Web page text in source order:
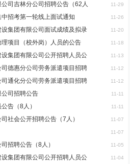
司吉林分公司招聘公告（62人 11-29
招考第一轮线上面试通知 11-26
集团有限公司面试成绩及拟录 11-20
项目（校外岗）人员的公告 11-18
集团有限公司公开招聘人员公 11-13
德惠分公司劳务派遣项目招聘 11-12
通化分公司劳务派遣项目招聘 11-12
司招聘公告 11-11
告（8人） 11-11
社会公开招聘公告（7人） 11-07
11-07
招聘公告（8人） 11-05
集团有限公司公开招聘人员公 11-04